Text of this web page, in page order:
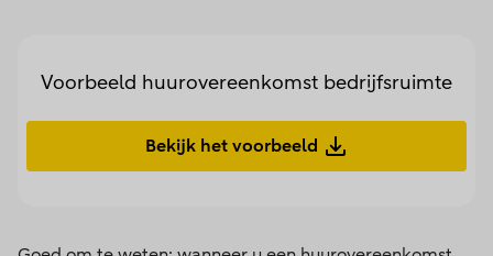
Voorbeeld huurovereenkomst bedrijfsruimte
Bekijk het voorbeeld